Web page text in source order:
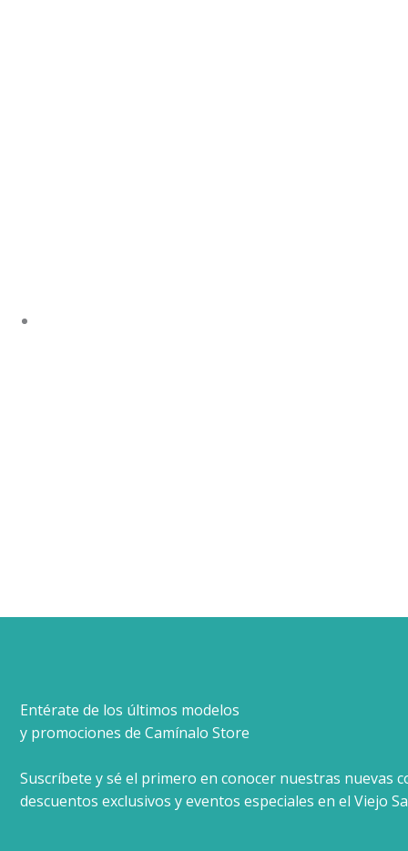
Entérate de los últimos modelos
y promociones de Camínalo Store
Suscríbete y sé el primero en conocer nuestras nuevas
descuentos exclusivos y eventos especiales en el Viejo